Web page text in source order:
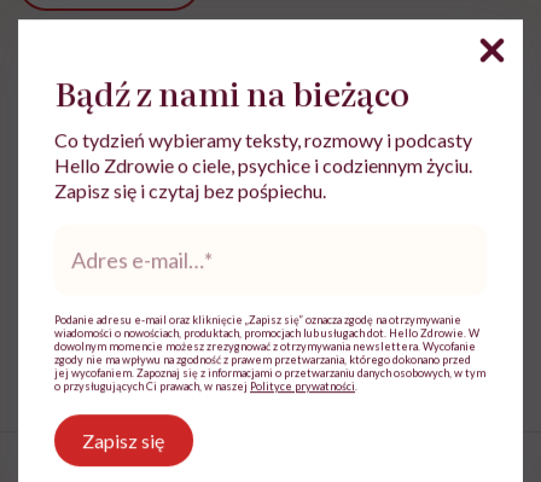
Powiązane tematy:
Treści zawarte w serwisie mają wyłącznie
charakter informacyjny i nie stanowią porady
problemów ze zdrowiem należy bezwzględnie
skonsultować się z lekarzem.
Bądź z nami na bieżąco
Co tydzień wybieramy teksty, rozmowy i podcasty
Hello Zdrowie o ciele, psychice i codziennym życiu.
Zapisz się i czytaj bez pośpiechu.
*
Podanie adresu e-mail oraz kliknięcie „Zapisz się” oznacza zgodę na otrzymywanie
wiadomości o nowościach, produktach, promocjach lub usługach dot. Hello Zdrowie. W
dowolnym momencie możesz zrezygnować z otrzymywania newslettera. Wycofanie
zgody nie ma wpływu na zgodność z prawem przetwarzania, którego dokonano przed
jej wycofaniem. Zapoznaj się z informacjami o przetwarzaniu danych osobowych, w tym
o przysługujących Ci prawach, w naszej Polityce prywatności
Zapisz się